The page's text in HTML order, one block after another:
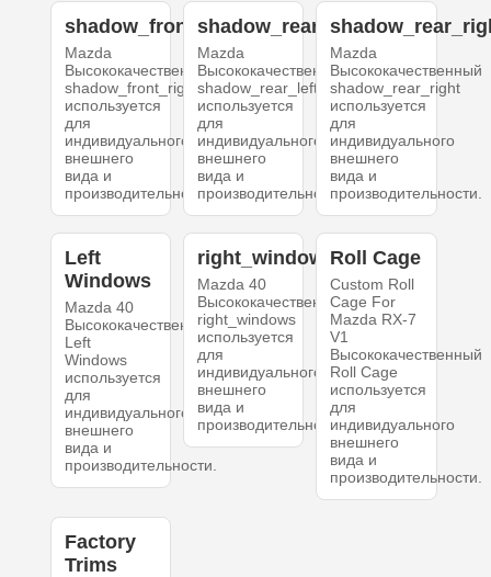
shadow_front_right
Mazda
Высококачественный
shadow_front_right
используется
для
индивидуального
внешнего
вида и
производительности.
shadow_rear_left
Mazda
Высококачественный
shadow_rear_left
используется
для
индивидуального
внешнего
вида и
производительности.
Mazda
Высококачественный
shadow_rear_right
используется
для
индивидуального
внешнего
вида и
производительности.
Left
Windows
Mazda 40
Высококачественный
Left
Windows
используется
для
индивидуального
внешнего
вида и
производительности.
right_windows
Mazda 40
Высококачественный
right_windows
используется
для
индивидуального
внешнего
вида и
производительности.
Roll Cage
Custom Roll
Cage For
Mazda RX-7
V1
Высококачественный
Roll Cage
используется
для
индивидуального
внешнего
вида и
производительности.
Factory
Trims